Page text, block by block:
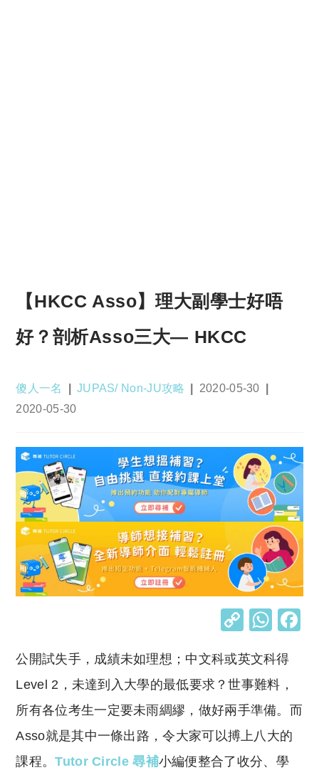
【HKCC Asso】理大副學士好唔
好？剖析Asso三大— HKCC
Post
author:
傻人一名
Post
JUPAS/ Non-JU攻略
Post
2020-05-30
Post
2020-05-30
C
p
y
Li
n
k
W
at
s
A
p
p
公開試失手，成績未如理想；中文科或英文科得
Level 2，未達到入大學的最低要求？世事難料，
所有各位考生一定要未雨綢繆，做好兩手準備。而
Asso就是其中一條出路，令大家可以搏上八大的
課程。Tutor Circle 尋補小編便整合了收分、學